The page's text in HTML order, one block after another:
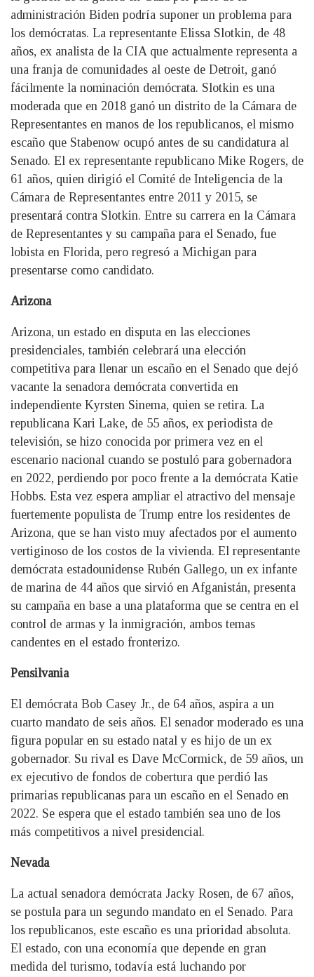
administración Biden podría suponer un problema para
los demócratas. La representante Elissa Slotkin, de 48
años, ex analista de la CIA que actualmente representa a
una franja de comunidades al oeste de Detroit, ganó
fácilmente la nominación demócrata. Slotkin es una
moderada que en 2018 ganó un distrito de la Cámara de
Representantes en manos de los republicanos, el mismo
escaño que Stabenow ocupó antes de su candidatura al
Senado. El ex representante republicano Mike Rogers, de
61 años, quien dirigió el Comité de Inteligencia de la
Cámara de Representantes entre 2011 y 2015, se
presentará contra Slotkin. Entre su carrera en la Cámara
de Representantes y su campaña para el Senado, fue
lobista en Florida, pero regresó a Michigan para
presentarse como candidato.
Arizona
Arizona, un estado en disputa en las elecciones
presidenciales, también celebrará una elección
competitiva para llenar un escaño en el Senado que dejó
vacante la senadora demócrata convertida en
independiente Kyrsten Sinema, quien se retira. La
republicana Kari Lake, de 55 años, ex periodista de
televisión, se hizo conocida por primera vez en el
escenario nacional cuando se postuló para gobernadora
en 2022, perdiendo por poco frente a la demócrata Katie
Hobbs. Esta vez espera ampliar el atractivo del mensaje
fuertemente populista de Trump entre los residentes de
Arizona, que se han visto muy afectados por el aumento
vertiginoso de los costos de la vivienda. El representante
demócrata estadounidense Rubén Gallego, un ex infante
de marina de 44 años que sirvió en Afganistán, presenta
su campaña en base a una plataforma que se centra en el
control de armas y la inmigración, ambos temas
candentes en el estado fronterizo.
Pensilvania
El demócrata Bob Casey Jr., de 64 años, aspira a un
cuarto mandato de seis años. El senador moderado es una
figura popular en su estado natal y es hijo de un ex
gobernador. Su rival es Dave McCormick, de 59 años, un
ex ejecutivo de fondos de cobertura que perdió las
primarias republicanas para un escaño en el Senado en
2022. Se espera que el estado también sea uno de los
más competitivos a nivel presidencial.
Nevada
La actual senadora demócrata Jacky Rosen, de 67 años,
se postula para un segundo mandato en el Senado. Para
los republicanos, este escaño es una prioridad absoluta.
El estado, con una economía que depende en gran
medida del turismo, todavía está luchando por